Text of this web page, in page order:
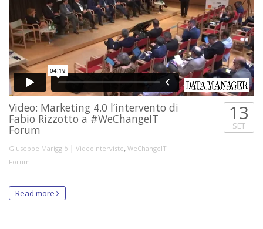
Video: Marketing 4.0 l’intervento di
Fabio Rizzotto a #WeChangeIT
Forum
Giuseppe Mariggiò | Videointerviste, WeChangeIT
Forum
13
SET
Read more